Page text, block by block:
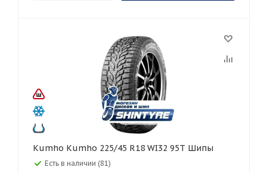
Kumho Kumho 225/45 R18 WI32 95T Шипы
Есть в наличии (81)